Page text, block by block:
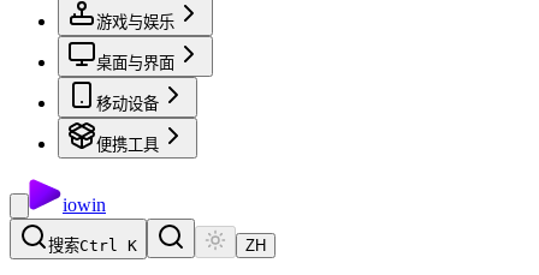
游戏与娱乐
桌面与界面
移动设备
便携工具
iowin
搜索Ctrl K ZH